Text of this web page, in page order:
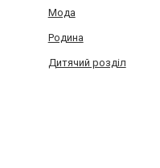
Мода
Родина
Дитячий розділ